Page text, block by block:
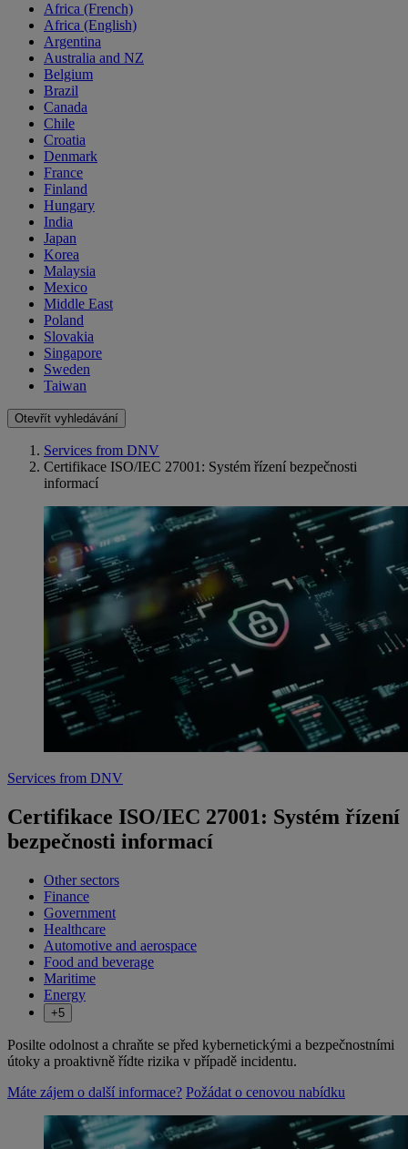
Africa (French)
Africa (English)
Argentina
Australia and NZ
Belgium
Brazil
Canada
Chile
Croatia
Denmark
France
Finland
Hungary
India
Japan
Korea
Malaysia
Mexico
Middle East
Poland
Slovakia
Singapore
Sweden
Taiwan
Otevřít vyhledávání
Services from DNV
Certifikace ISO/IEC 27001: Systém řízení bezpečnosti
informací
Services from DNV
Certifikace ISO/IEC 27001: Systém řízení
bezpečnosti informací
Other sectors
Finance
Government
Healthcare
Automotive and aerospace
Food and beverage
Maritime
Energy
+5
Posilte odolnost a chraňte se před kybernetickými a bezpečnostními
útoky a proaktivně řídte rizika v případě incidentu.
Máte zájem o další informace? Požádat o cenovou nabídku